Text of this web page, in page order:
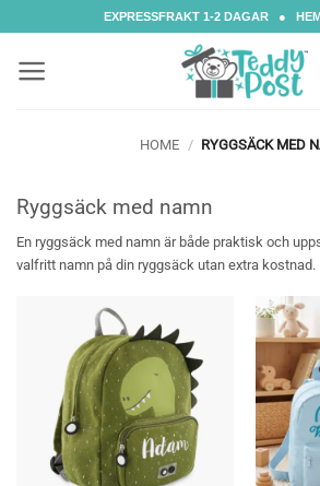
to
EXPRESSFRAKT 1-2 DAGAR ●
HOME / RYGGSÄCK MED
Ryggsäck med namn
En ryggsäck med namn är både praktisk och
valfritt namn på din ryggsäck utan extra kostnad.